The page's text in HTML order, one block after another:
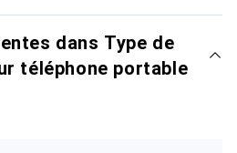
dans Type de
téléphone portable